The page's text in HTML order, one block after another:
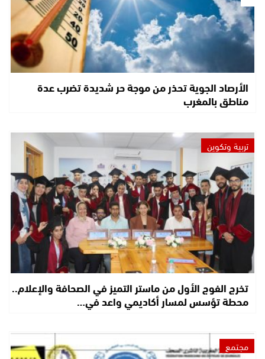
الأرصاد الجوية تحذر من موجة حر شديدة تضرب عدة
مناطق بالمغرب
تربية وتكوين
تخرج الفوج الأول من ماستر التميز في الصحافة والإعلام..
محطة تؤسس لمسار أكاديمي واعد في…
مجتمع